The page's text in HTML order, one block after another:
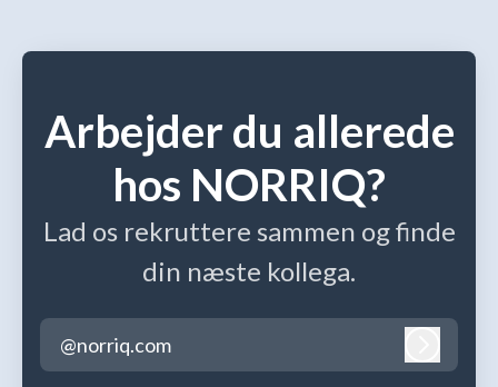
Arbejder du allerede
hos NORRIQ?
Lad os rekruttere sammen og finde
din næste kollega.
@norriq.com